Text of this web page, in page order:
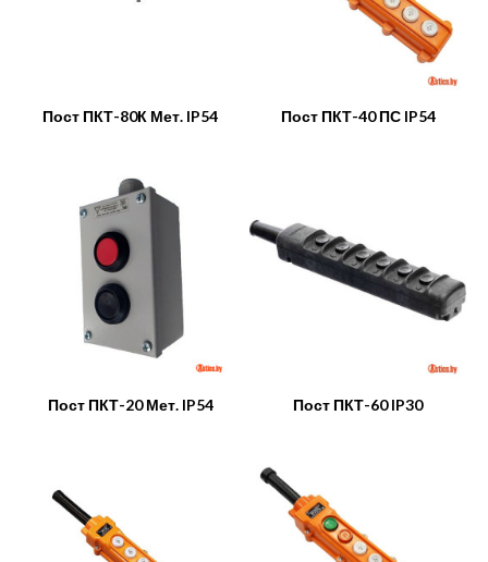
Пост ПКТ-80К Мет. IP54 Пост ПКТ-40 ПС IP54
Пост ПКТ-20 Мет. IP54 Пост ПКТ-60 IP30